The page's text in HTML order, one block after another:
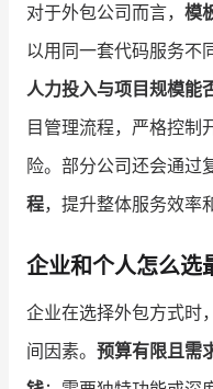
对于外包公司而言， 模
以用同一套代码服务不
人力投入与项目规模能
目管理流程，严格控制
险。部分公司还会通过
程，提升整体服务效率
企业和个人怎么选
企业在选择外包方式时
间因素。 预算有限且需